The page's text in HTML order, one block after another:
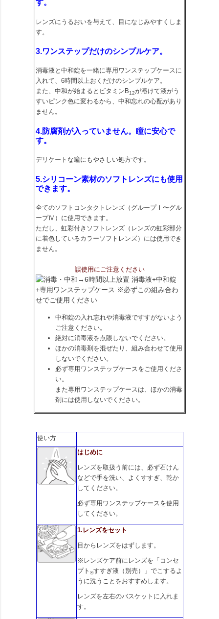
す。
レンズにうるおいを与えて、目になじみやすくしま
す。
3.ワンステップだけのシンプルケア。
消毒液と中和錠を一緒に専用ワンステップケースに
入れて、6時間以上おくだけのシンプルケア。
また、中和が始まるとビタミンB12が溶けて液がう
すいピンク色に変わるから、中和忘れの心配があり
ません。
4.防腐剤が入っていません。瞳に安心で
す。
デリケートな瞳にもやさしい処方です。
5.シリコーン素材のソフトレンズにも使用
できます。
全てのソフトコンタクトレンズ（グループⅠ〜グル
ープⅣ）に使用できます。
ただし、虹彩付きソフトレンズ（レンズの虹彩部分
に着色しているカラーソフトレンズ）には使用でき
ません。
誤使用にご注意ください
中和錠の入れ忘れや消毒液ですすがないよう
ご注意ください。
絶対に消毒液を点眼しないでください。
ほかの消毒剤を混ぜたり、組み合わせて使用
しないでください。
必ず専用ワンステップケースをご使用くださ
い。
また専用ワンステップケースは、ほかの消毒
剤には使用しないでください。
使い方
はじめに
レンズを取扱う前には、必ず石けん
などで手を洗い、よくすすぎ、乾か
してください。
必ず専用ワンステップケースを使用
してください。
1.レンズをセット
目からレンズをはずします。
※レンズケア前にレンズを「コンセ
プト ®すすぎ液（別売）」でこするよ
うに洗うことをおすすめします。
レンズを左右のバスケットに入れま
す。